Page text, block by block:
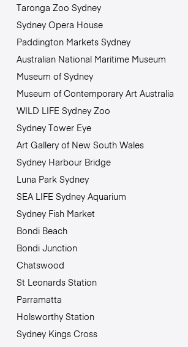
Taronga Zoo Sydney
Sydney Opera House
Paddington Markets Sydney
Australian National Maritime Museum
Museum of Sydney
Museum of Contemporary Art Australia
WILD LIFE Sydney Zoo
Sydney Tower Eye
Art Gallery of New South Wales
Sydney Harbour Bridge
Luna Park Sydney
SEA LIFE Sydney Aquarium
Sydney Fish Market
Bondi Beach
Bondi Junction
Chatswood
St Leonards Station
Parramatta
Holsworthy Station
Sydney Kings Cross